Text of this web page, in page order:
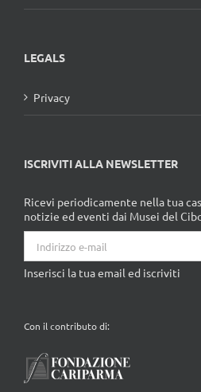
LEGALS
Privacy
ISCRIVITI ALLA NEWSLETTER
Ricevi periodicamente nella tua
notizie ed eventi dai Musei del
Inserisci la tua email ed iscriviti
Con il contributo di: